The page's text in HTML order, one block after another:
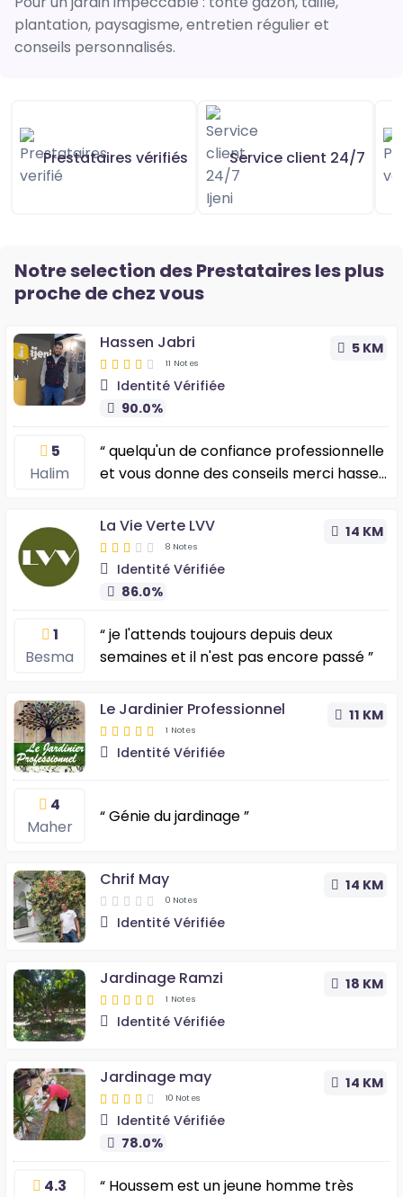
plantation, paysagisme, entretien régulier et
conseils personnalisés.
Prestataires vérifiés Service client 24/7
Notre selection des Prestataires les plus
proche de chez vous
5 KM
Hassen Jabri
11 Notes
Identité Vérifiée
90.0%
5
Halim
“ quelqu'un de confiance professionnelle
et vous donne des conseils merci hassen
14 KM
La Vie Verte LVV
8 Notes
Identité Vérifiée
86.0%
1
Besma
“ je l'attends toujours depuis deux
semaines et il n'est pas encore passé ”
11 KM
Le Jardinier Professionnel
1 Notes
Identité Vérifiée
4
Maher
“ Génie du jardinage ”
14 KM
Chrif May
0 Notes
Identité Vérifiée
18 KM
Jardinage Ramzi
1 Notes
Identité Vérifiée
14 KM
Jardinage may
10 Notes
Identité Vérifiée
78.0%
4.3
“ Houssem est un jeune homme très